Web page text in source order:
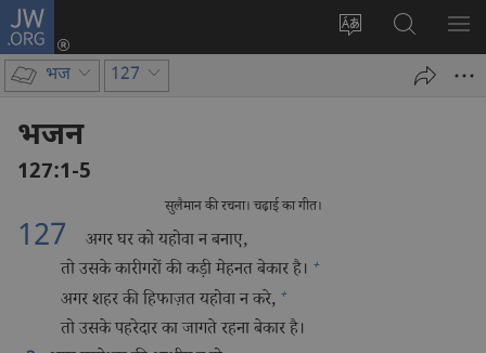
JW.ORG
वेबसाइट
लॉग-
इन
JW.ORG
खोजें
मैन्यू
भज 127
भजन
127:1-5
सुलैमान की रचना। चढ़ाई का गीत।
127
अगर घर को यहोवा न बनाए,
तो उसके कारीगरों की कड़ी मेहनत बेकार है।
अगर शहर की हिफाज़त यहोवा न करे,
तो उसके पहरेदार का जागते रहना बेकार है।